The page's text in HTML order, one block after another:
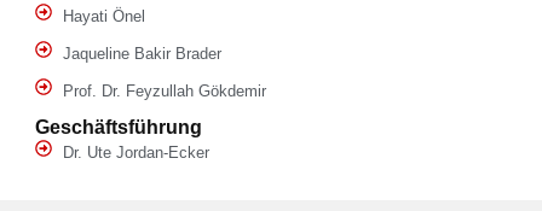
Hayati Önel
Jaqueline Bakir Brader
Prof. Dr. Feyzullah Gökdemir
Geschäftsführung
Dr. Ute Jordan-Ecker